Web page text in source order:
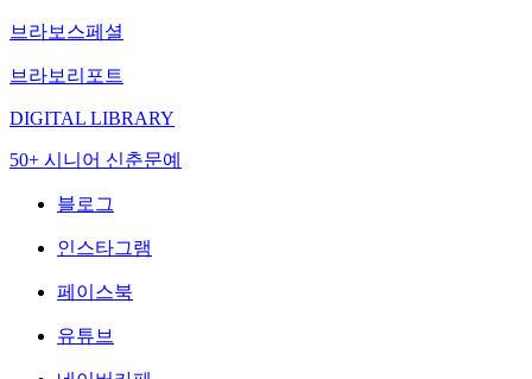
브라보스페셜
브라보리포트
DIGITAL LIBRARY
50+ 시니어 신춘문예
블로그
인스타그램
페이스북
유튜브